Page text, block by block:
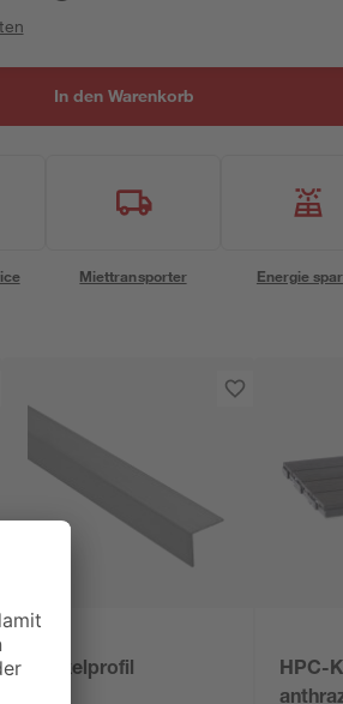
In den Warenkorb
Miettransporter Energie
Winkelprofil
HPC-